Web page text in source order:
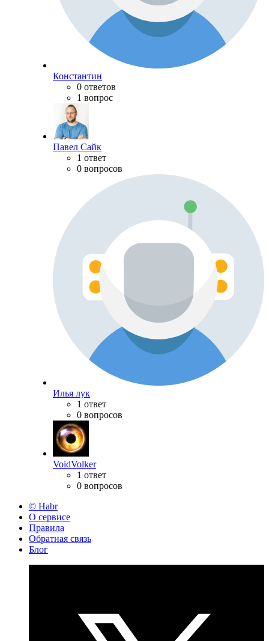
Константин
0 ответов
1 вопрос
Павел Сайк
1 ответ
0 вопросов
Илья лук
1 ответ
0 вопросов
VoidVolker
1 ответ
0 вопросов
© Habr
О сервисе
Правила
Обратная связь
Блог